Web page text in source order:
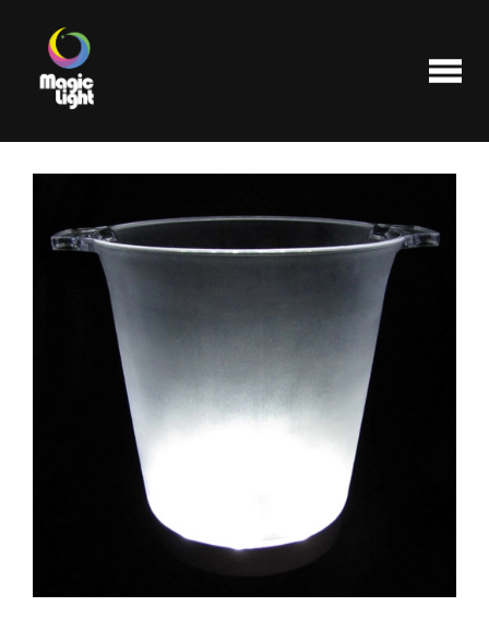
Produits
Les plus populaires
Liquidations
Nous joindre
Me connecter